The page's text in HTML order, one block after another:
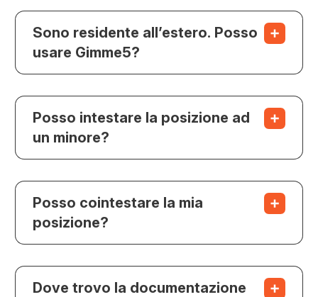
Sono residente all’estero. Posso
usare Gimme5?
Posso intestare la posizione ad
un minore?
Posso cointestare la mia
posizione?
Dove trovo la documentazione